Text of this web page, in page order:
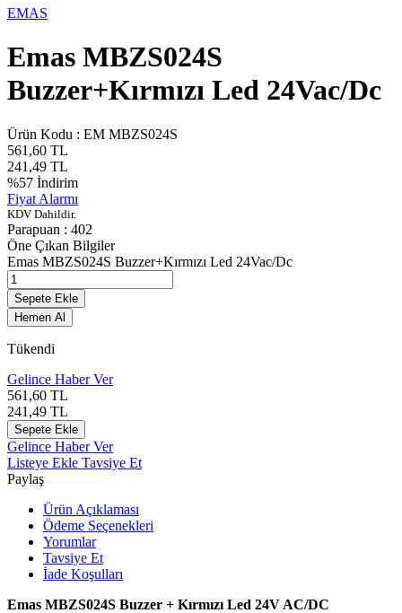
EMAS
Emas MBZS024S
Buzzer+Kırmızı Led 24Vac/Dc
Ürün Kodu : EM MBZS024S
561,60 TL
241,49 TL
%57 İndirim
Fiyat Alarmı
KDV Dahildir.
Parapuan : 402
Öne Çıkan Bilgiler
Emas MBZS024S Buzzer+Kırmızı Led 24Vac/Dc
Sepete Ekle
Hemen Al
Tükendi
Gelince Haber Ver
561,60 TL
241,49 TL
Sepete Ekle
Gelince Haber Ver
Listeye Ekle Tavsiye Et
Paylaş
Ürün Açıklaması
Ödeme Seçenekleri
Yorumlar
Tavsiye Et
İade Koşulları
Emas MBZS024S Buzzer + Kırmızı Led 24V AC/DC